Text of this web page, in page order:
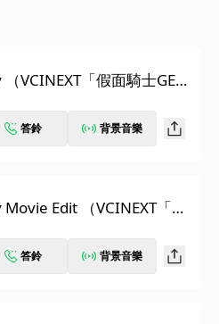
VCINEXT「假面騎士GEAT
答鈴 背景音樂
Edit （VCINEXT「假
答鈴 背景音樂